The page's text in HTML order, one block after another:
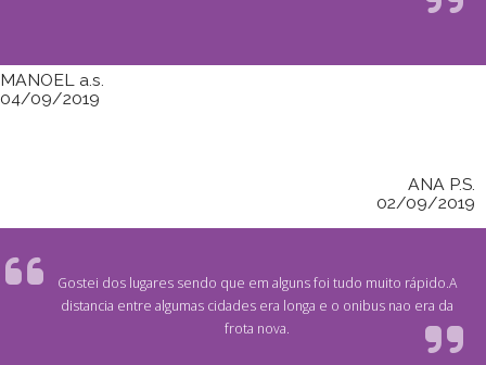
MANOEL a.s.
04/09/2019
ANA P.S.
02/09/2019
Gostei dos lugares sendo que em alguns foi tudo muito rápido.A
distancia entre algumas cidades era longa e o onibus nao era da
frota nova.